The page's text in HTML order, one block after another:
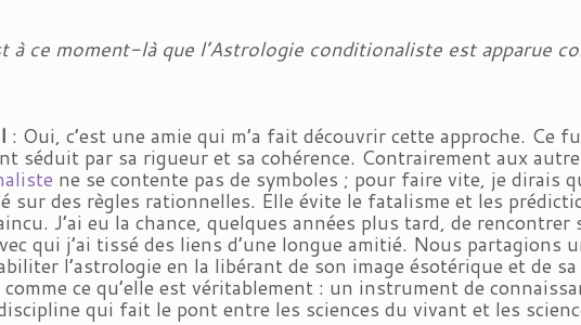
à ce moment-là que l’Astrologie conditionaliste est apparue
: Oui, c’est une amie qui m’a fait découvrir cette approche. Ce
séduit par sa rigueur et sa cohérence. Contrairement aux
ne se contente pas de symboles ; pour faire vite, je dirais
sur des règles rationnelles. Elle évite le fatalisme et les
J’ai eu la chance, quelques années plus tard, de
qui j’ai tissé des liens d’une longue amitié. Nous partagions
l’astrologie en la libérant de son image ésotérique et de
ce qu’elle est véritablement : un instrument de
qui fait le pont entre les sciences du vivant et les